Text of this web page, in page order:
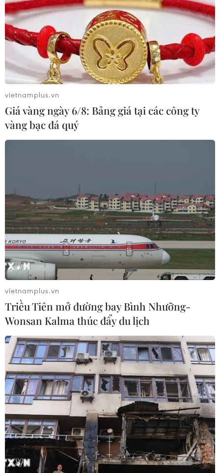
TIN CÙNG CHUYÊN MỤC
Doanh nghiệp Trung Quốc đánh giá
cao triển vọng hợp tác cơ giới hóa
nông nghiệp với Việt Nam
06/08/2026 04:14
Thống đốc Fed khuyến nghị tăng lãi
suất nếu lạm phát không sớm hạ
vietnamplus.vn
Giá vàng ngày 6/8: Bảng giá tại các công ty
vàng bạc đá quý
vietnamplus.vn
Triều Tiên mở đường bay Bình Nhưỡng-
Wonsan Kalma thúc đẩy du lịch